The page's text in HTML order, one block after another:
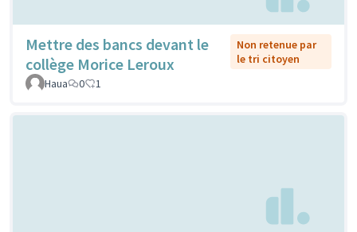
Mettre des bancs devant le
collège Morice Leroux
Non retenue par
le tri citoyen
Haua
0 1